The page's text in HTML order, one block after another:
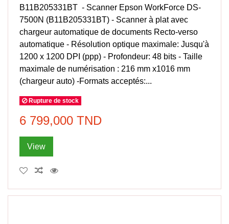
B11B205331BT - Scanner Epson WorkForce DS-
7500N (B11B205331BT) - Scanner à plat avec
chargeur automatique de documents Recto-verso
automatique - Résolution optique maximale: Jusqu'à
1200 x 1200 DPI (ppp) - Profondeur: 48 bits - Taille
maximale de numérisation : 216 mm x1016 mm
(chargeur auto) -Formats acceptés:...
Rupture de stock
6 799,000 TND
View